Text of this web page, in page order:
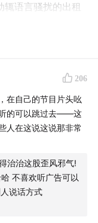
语言骚扰的出租
所的酒店保
乎也没有几分怜
潮湿闷热不通风
然看不出被悉心保
与旖丽依旧能够冲
老文明共同成为现
作态度却意外地引
代外观在这里实
206
在自己的节目片头吆
的可以跳过去——这
人在这说这说那非常
治治这股歪风邪气!
不喜欢听广告可以
说话方式